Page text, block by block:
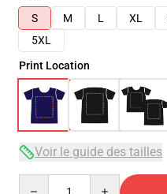
S
M L XL
5XL
Print Location
Voir le guide des tailles